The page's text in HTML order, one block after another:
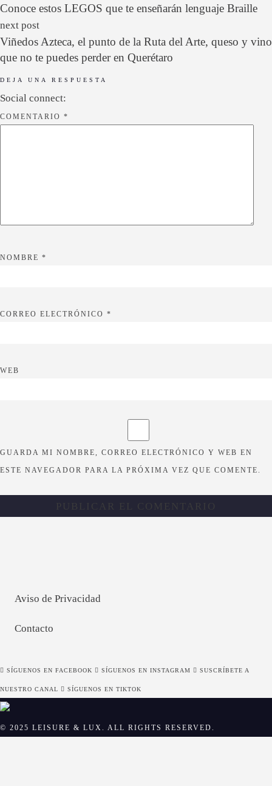
Conoce estos LEGOS que te enseñarán lenguaje Braille
next post
Viñedos Azteca, el punto de la Ruta del Arte, queso y vino
que no te puedes perder en Querétaro
DEJA UNA RESPUESTA
Social connect:
COMENTARIO *
NOMBRE *
CORREO ELECTRÓNICO *
WEB
GUARDA MI NOMBRE, CORREO ELECTRÓNICO Y WEB EN
ESTE NAVEGADOR PARA LA PRÓXIMA VEZ QUE COMENTE.
Aviso de Privacidad
Contacto
SÍGUENOS EN FACEBOOK SÍGUENOS EN INSTAGRAM SUSCRÍBETE A
NUESTRO CANAL SÍGUENOS EN TIKTOK
© 2025 LEISURE & LUX. ALL RIGHTS RESERVED.